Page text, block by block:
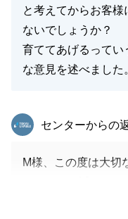
と考えてからお客
ないでしょうか？
育ててあげるってい
な意見を述べました
東急リバブル
センターからの
M様、この度は大切